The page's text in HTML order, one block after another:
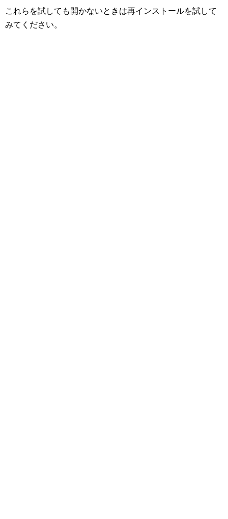
これらを試しても開かないときは再インストールを試して
みてください。